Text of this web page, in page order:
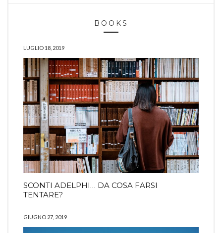
BOOKS
LUGLIO 18, 2019
SCONTI ADELPHI… DA COSA FARSI
TENTARE?
GIUGNO 27, 2019